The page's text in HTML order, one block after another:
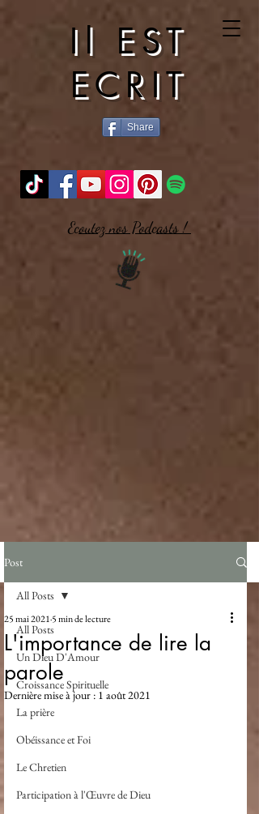
Il EST
ECRIT
Share
Ecoutez nos Podcasts !
Post
All Posts
Un Dieu D'Amour
Croissance Spirituelle
La prière
Obéissance et Foi
Le Chretien
Participation à l'Œuvre de Dieu
All Posts
L'importance de lire la
parole
25 mai 2021 5 min de lecture
Dernière mise à jour : 1 août 2021